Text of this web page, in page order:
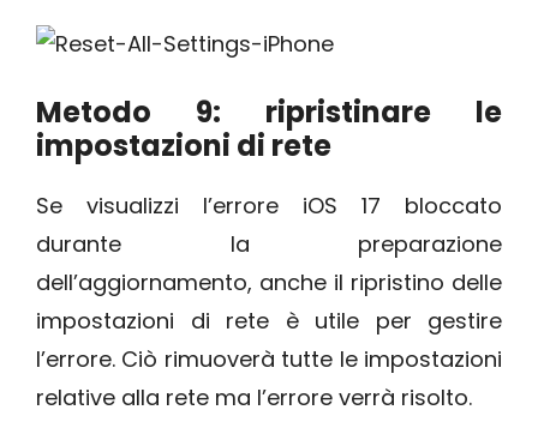
Metodo 9: ripristinare le
impostazioni di rete
Se visualizzi l’errore iOS 17 bloccato
durante la preparazione
dell’aggiornamento, anche il ripristino delle
impostazioni di rete è utile per gestire
l’errore. Ciò rimuoverà tutte le impostazioni
relative alla rete ma l’errore verrà risolto.